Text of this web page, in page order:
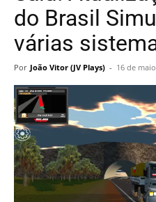
do Brasil
várias
Por João Vitor (JV Plays) - 16 de